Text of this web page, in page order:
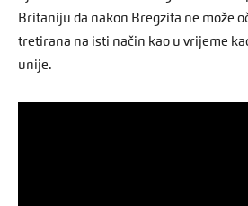
Britaniju da nakon Bregzita ne može
tretirana na isti način kao u vrijeme
unije.